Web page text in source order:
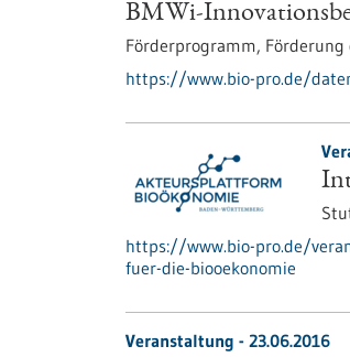
BMWi-
Förderprogramm, Förderung
https://www.bio-pro.de/
https://www.bio-pro.de/
fuer-die-biooekonomie
Veranstaltung - 23.06.2016